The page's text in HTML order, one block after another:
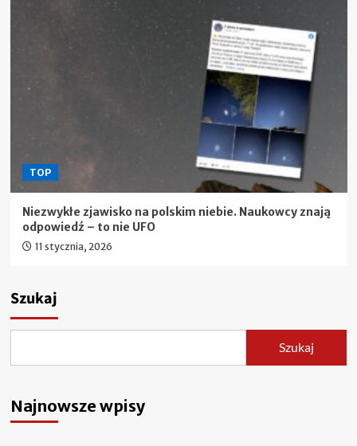
TOP
Niezwykłe zjawisko na polskim niebie. Naukowcy znają
odpowiedź – to nie UFO
11 stycznia, 2026
Szukaj
Szukaj
Najnowsze wpisy